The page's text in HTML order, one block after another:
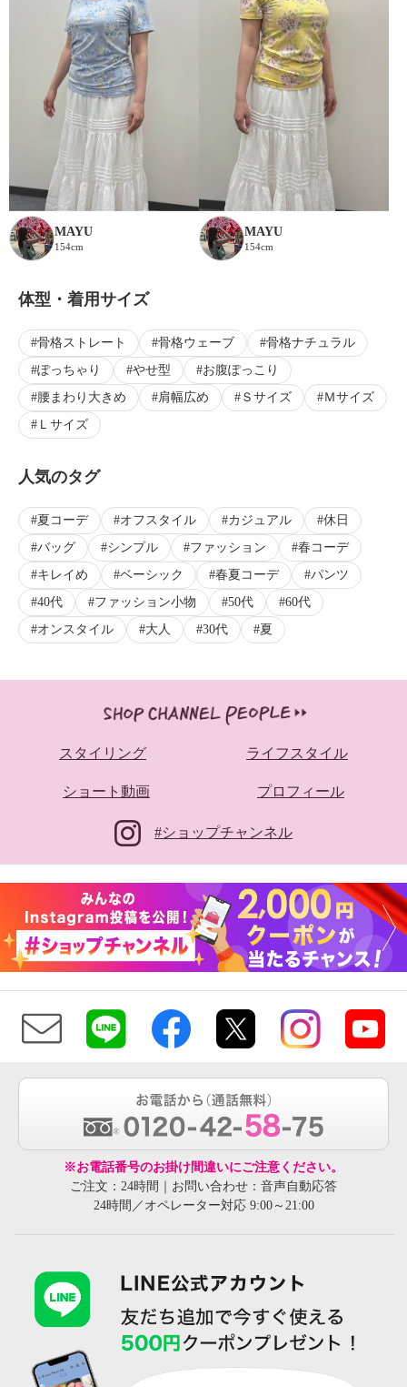
MAYU
154cm
MAYU
154cm
体型・着用サイズ
骨格ストレート 骨格ウェーブ
骨格ナチュラル
ぽっちゃり
やせ型
お腹ぽっこり
腰まわり大きめ
肩幅広め Ｓサイズ
Ｍサイズ
Ｌサイズ
人気のタグ
夏コーデ オフスタイル カジュアル
休日
バッグ
シンプル ファッション
春コーデ
キレイめ
ベーシック 春夏コーデ
パンツ
40代
ファッション小物 50代
60代
オンスタイル
大人 30代 夏
スタイリング ライフスタイル
ショート動画 プロフィール
#ショップチャンネル
※お電話番号のお掛け間違いにご注意ください。
ご注文：24時間｜お問い合わせ：音声自動応答
24時間／オペレーター対応 9:00～21:00